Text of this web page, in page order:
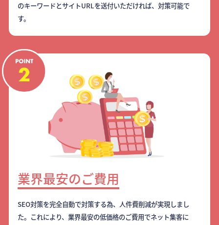
のキーワードとサイトURLを送付いただければ、対策可能で
す。
業界最安のご費用
SEO対策を完全自動で対策する為、人件費削減が実現しまし
た。これにより、業界最安の低価格のご費用でネット集客に